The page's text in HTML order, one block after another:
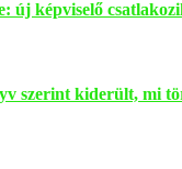
új képviselő
szerint kiderült, mi